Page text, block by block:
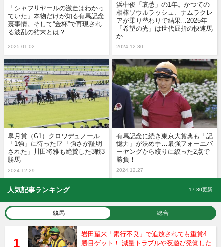
「シャフリヤールの激走はわかっ
ていた」本物だけが知る有馬記念
裏事情。そして“金杯”で再現され
る波乱の結末とは？
2025.01.02
浜中俊「哀愁」の1年。かつての
相棒ソウルラッシュ、ナムラクレ
アが乗り替わりで結果…2025年
「希望の光」は世代屈指の快速馬
か
2024.12.30
皐月賞（G1）クロワデュノール
「1強」に待った!? 「強さが証明
された」川田将雅も絶賛した3戦3
勝馬
2024.12.29
有馬記念に続き東京大賞典も「記
憶力」が決め手…最強フォーエバ
ーヤングから絞りに絞った2点で
勝負！
2024.12.27
人気記事ランキング 17:30更新
競馬 総合
岩田望来「素行不良」で追放されても重賞4
勝目ゲット！ 減量トラブルや夜遊び発覚した